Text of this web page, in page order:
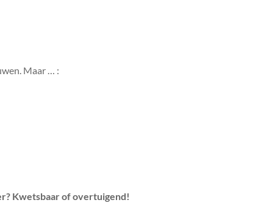
Maar … :
Kwetsbaar of overtuigend!